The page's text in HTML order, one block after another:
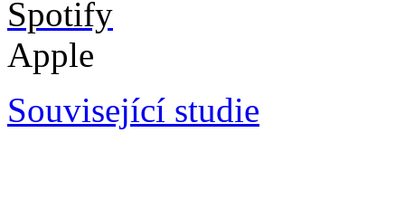
Spotify
Apple
Související studie